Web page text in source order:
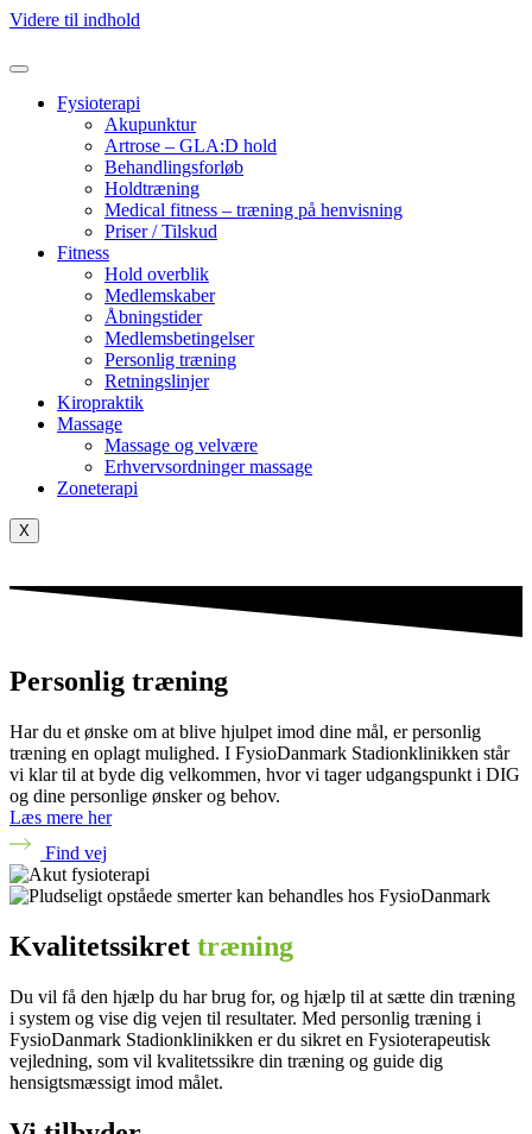
Videre til indhold
Fysioterapi
Akupunktur
Artrose – GLA:D hold
Behandlingsforløb
Holdtræning
Medical fitness – træning på henvisning
Priser / Tilskud
Fitness
Hold overblik
Medlemskaber
Åbningstider
Medlemsbetingelser
Personlig træning
Retningslinjer
Kiropraktik
Massage
Massage og velvære
Erhvervsordninger massage
Zoneterapi
X
Personlig træning
Har du et ønske om at blive hjulpet imod dine mål, er personlig
træning en oplagt mulighed. I FysioDanmark Stadionklinikken står
vi klar til at byde dig velkommen, hvor vi tager udgangspunkt i DIG
og dine personlige ønsker og behov.
Læs mere her
Find vej
Kvalitetssikret træning
Du vil få den hjælp du har brug for, og hjælp til at sætte din træning
i system og vise dig vejen til resultater. Med personlig træning i
FysioDanmark Stadionklinikken er du sikret en Fysioterapeutisk
vejledning, som vil kvalitetssikre din træning og guide dig
hensigtsmæssigt imod målet.